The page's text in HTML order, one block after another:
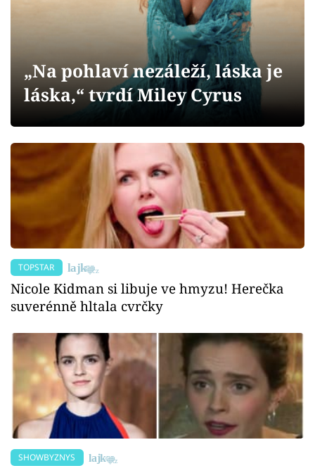
Videa
Sledujte prima+
Přihlášení
Sledujte nás
„Na pohlaví nezáleží, láska je
láska,“ tvrdí Miley Cyrus
TOPSTAR
Nicole Kidman si libuje ve hmyzu! Herečka
suverénně hltala cvrčky
SHOWBYZNYS